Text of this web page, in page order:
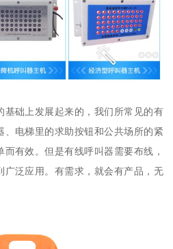
基础上发展起来的，我们所常见的有
、电梯里的求助按钮和公共场所的紧
有效。但是有线呼叫器需要布线，
广泛应用。有需求，就会有产品，无